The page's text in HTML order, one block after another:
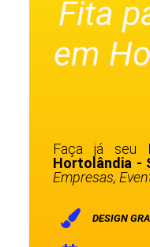
Fita
em
Faça já seu
Hortolândia -
Empresas,
DESIGN